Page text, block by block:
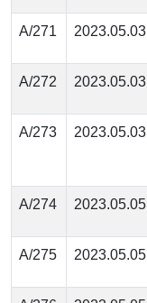
А/271 2023.05.03
А/272 2023.05.03
А/273 2023.05.03
А/274 2023.05.05
А/275 2023.05.05